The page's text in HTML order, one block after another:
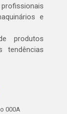
e
produtos
tendências
000A